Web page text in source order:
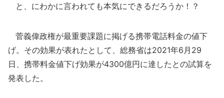
と、にわかに言われても本気にできるだろうか！？
菅義偉政権が最重要課題に掲げる携帯電話料金の値下
げ。その効果が表れたとして、総務省は2021年6月29
日、携帯料金値下げ効果が4300億円に達したとの試算を
発表した。